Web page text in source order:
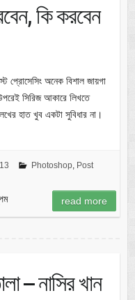
কি করবেন
প্রোসেসিং অনেক বিশাল জায়গা
সিরিজ আকারে লিখতে
হাত খুব একটা সুবিধার না।
Photoshop, Post
read more
– নাসির খান